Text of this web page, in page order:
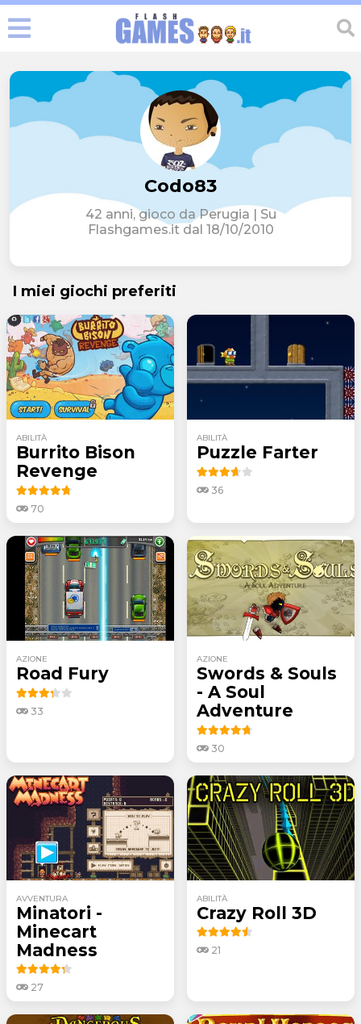
Codo83
42 anni, gioco da Perugia | Su
Flashgames.it dal 18/10/2010
I miei giochi preferiti
ABILITÀ
Burrito Bison
Revenge
70
ABILITÀ
Puzzle Farter
36
AZIONE
Road Fury
33
AZIONE
Swords & Souls
- A Soul
Adventure
30
AVVENTURA
Minatori -
Minecart
Madness
27
ABILITÀ
Crazy Roll 3D
21